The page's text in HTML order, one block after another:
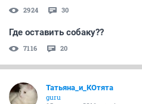
2924 30
Где оставить собаку??
7116 20
Татьяна_и_КОтята
guru